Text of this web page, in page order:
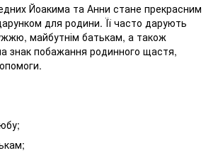
Йоакима та Анни стане прекрасним
для родини. Її часто дарують
майбутнім батькам, а також
знак побажання родинного щастя,